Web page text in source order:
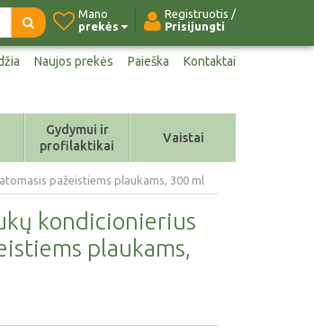
Registruotis /
Prisijungti
Mano
prekės
Naujos prekės Paieška Kontaktai
Gydymui ir
profilaktikai
Vaistai
pažeistiems plaukams, 300 ml
kondicionierius
plaukams,